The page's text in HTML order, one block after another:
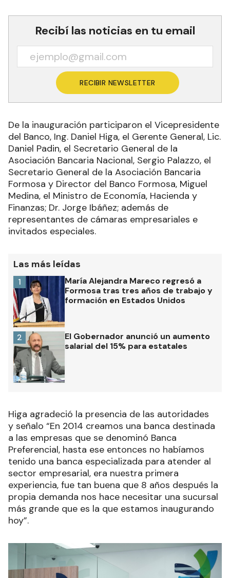
Recibí las noticias en tu email
RECIBIR NEWSLETTER
De la inauguración participaron el Vicepresidente
del Banco, Ing. Daniel Higa, el Gerente General, Lic.
Daniel Padin, el Secretario General de la
Asociación Bancaria Nacional, Sergio Palazzo, el
Secretario General de la Asociación Bancaria
Formosa y Director del Banco Formosa, Miguel
Medina, el Ministro de Economía, Hacienda y
Finanzas; Dr. Jorge Ibáñez; además de
representantes de cámaras empresariales e
invitados especiales.
Las más leídas
María Alejandra Mareco regresó a
Formosa tras tres años de trabajo y
formación en Estados Unidos
1
El Gobernador anunció un aumento
salarial del 15% para estatales
2
Higa agradeció la presencia de las autoridades
y señalo “En 2014 creamos una banca destinada
a las empresas que se denominó Banca
Preferencial, hasta ese entonces no habíamos
tenido una banca especializada para atender al
sector empresarial, era nuestra primera
experiencia, fue tan buena que 8 años después la
propia demanda nos hace necesitar una sucursal
más grande que es la que estamos inaugurando
hoy”.